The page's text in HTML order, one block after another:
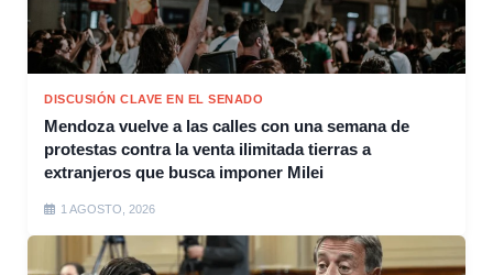
DISCUSIÓN CLAVE EN EL SENADO
Mendoza vuelve a las calles con una semana de
protestas contra la venta ilimitada tierras a
extranjeros que busca imponer Milei
1 AGOSTO, 2026